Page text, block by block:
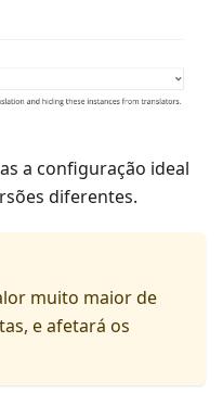
a configuração ideal
diferentes.
muito maior de
e afetará os